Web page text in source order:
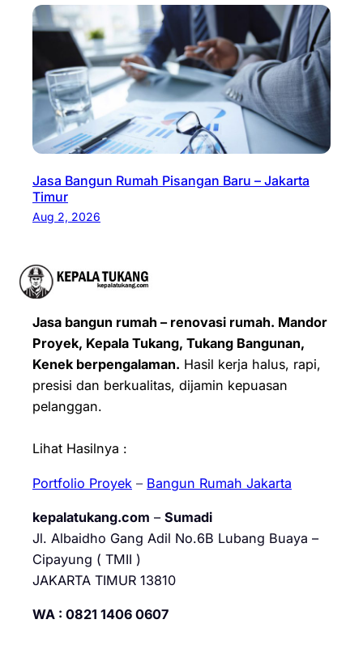
Jasa Bangun Rumah Pisangan Baru – Jakarta
Timur
Aug 2, 2026
Jasa bangun rumah – renovasi rumah. Mandor
Proyek, Kepala Tukang, Tukang Bangunan,
Kenek berpengalaman. Hasil kerja halus, rapi,
presisi dan berkualitas, dijamin kepuasan
pelanggan.
Lihat Hasilnya :
Portfolio Proyek – Bangun Rumah Jakarta
kepalatukang.com – Sumadi
Jl. Albaidho Gang Adil No.6B Lubang Buaya –
Cipayung ( TMII )
JAKARTA TIMUR 13810
WA : 0821 1406 0607